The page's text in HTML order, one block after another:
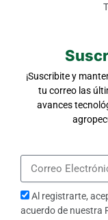
¡Suscribite y
tu correo las
avances
Al registrarte,
acuerdo de nuestra